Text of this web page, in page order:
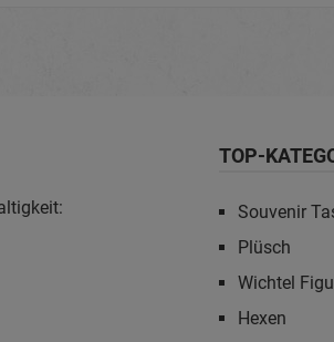
TOP-
Souvenir
Plüsch
Wichtel
Hexen